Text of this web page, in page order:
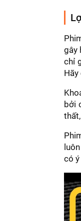
gây
chỉ
bởi
có ý